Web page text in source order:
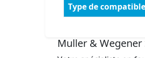
Type de compatible
Muller & Wegener